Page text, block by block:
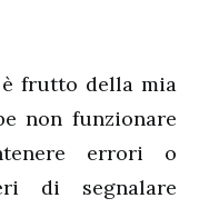
frutto della mia
non funzionare
errori o
di segnalare